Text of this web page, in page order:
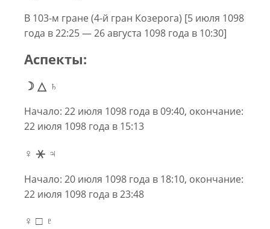
В 103-м гране (4-й гран Козерога) [5 июля 1098
года в 22:25 — 26 августа 1098 года в 10:30]
Аспекты:
☽ △ ♄
Начало: 22 июля 1098 года в 09:40, окончание:
22 июля 1098 года в 15:13
♀ ⚹ ♃
Начало: 20 июля 1098 года в 18:10, окончание:
22 июля 1098 года в 23:48
♀ □ ♇